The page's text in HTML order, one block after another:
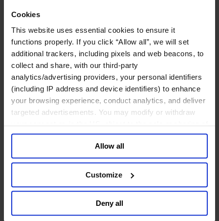
Cookies
This website uses essential cookies to ensure it
functions properly. If you click “Allow all”, we will set
additional trackers, including pixels and web beacons, to
collect and share, with our third-party
analytics/advertising providers, your personal identifiers
(including IP address and device identifiers) to enhance
your browsing experience, conduct analytics, and deliver
targeted advertisements. You may modify or withdraw
your consent or, in the US, object to the sale or sharing of
your data for targeted advertising, by clicking “Do Not
Sell or Share My Personal Information” in the footer of
the website. You must opt-out of each device and each
browser. For additional information and retention terms
general collection and use of personal information see
Allow all
Customize
Deny all
メディア&ニュース
Our Board
Expert Team
コンタクト
コンサルティング内容
ファンクション
産業・セクター
コンサルタント
企業情報
日本語 Change
コンサルティング内容
トランスフォーメーショナル・リーダーシップ開発プ